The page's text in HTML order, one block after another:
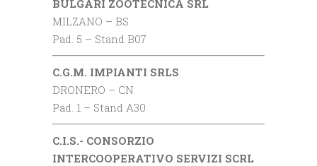
BULGARI ZOOTECNICA SRL
MILZANO – BS
Pad. 5 – Stand B07
C.G.M. IMPIANTI SRLS
DRONERO – CN
Pad. 1 – Stand A30
C.I.S.- CONSORZIO
INTERCOOPERATIVO SERVIZI SCRL